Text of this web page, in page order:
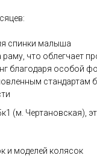
спинки малыша
что облегчает
благодаря особой
стандартам
(м. Чертановская),
и моделей колясок